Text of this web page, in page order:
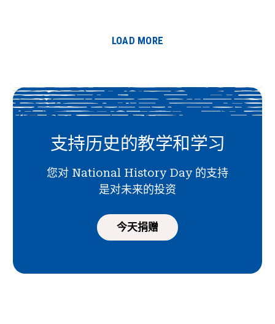
LOAD MORE
支持历史的教学和学习
您对 National History Day 的支持
是对未来的投资
今天捐赠